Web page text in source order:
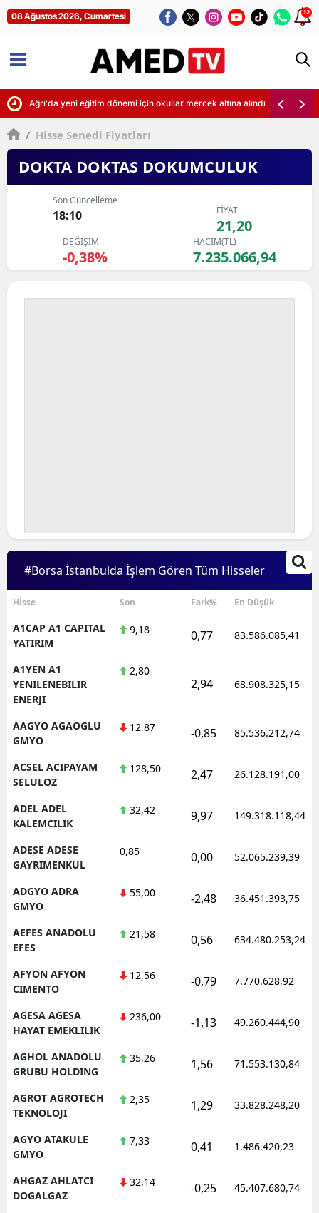
08 Ağustos 2026, Cumartesi 12
Ağrı'da yeni eğitim dönemi için okullar mercek altına alındı
/ Hisse Senedi Fiyatları
DOKTA DOKTAS DOKUMCULUK
Son Güncelleme
18:10 FİYAT
21,20
DEĞİŞİM
-0,38%
HACİM(TL)
7.235.066,94
#Borsa İstanbulda İşlem Gören Tüm Hisseler
Hisse Son Fark% En Düşük
A1CAP A1 CAPITAL
YATIRIM
9,18 0,77 83.586.085,41
A1YEN A1
YENILENEBILIR
ENERJI
2,80
2,94 68.908.325,15
AAGYO AGAOGLU
GMYO
12,87 -0,85 85.536.212,74
ACSEL ACIPAYAM
SELULOZ
128,50 2,47 26.128.191,00
ADEL ADEL
KALEMCILIK
32,42 9,97 149.318.118,44
ADESE ADESE
GAYRIMENKUL
0,85 0,00 52.065.239,39
ADGYO ADRA
GMYO
55,00 -2,48 36.451.393,75
AEFES ANADOLU
EFES
21,58 0,56 634.480.253,24
AFYON AFYON
CIMENTO
12,56 -0,79 7.770.628,92
AGESA AGESA
HAYAT EMEKLILIK
236,00 -1,13 49.260.444,90
AGHOL ANADOLU
GRUBU HOLDING
35,26 1,56 71.553.130,84
AGROT AGROTECH
TEKNOLOJI
2,35 1,29 33.828.248,20
AGYO ATAKULE
GMYO
7,33 0,41 1.486.420,23
AHGAZ AHLATCI
DOGALGAZ
32,14 -0,25 45.407.680,74